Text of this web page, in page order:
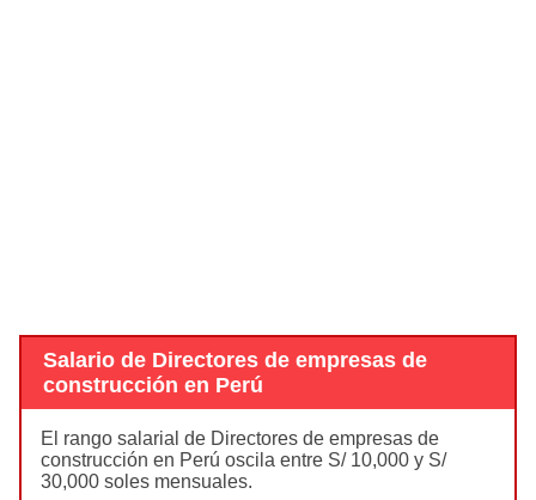
Salario de Directores de empresas de
construcción en Perú
El rango salarial de Directores de empresas de
construcción en Perú oscila entre S/ 10,000 y S/
30,000 soles mensuales.